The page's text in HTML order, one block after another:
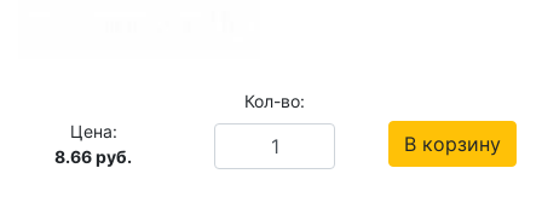
Цена:
8.66руб.
Кол-во:
В корзину